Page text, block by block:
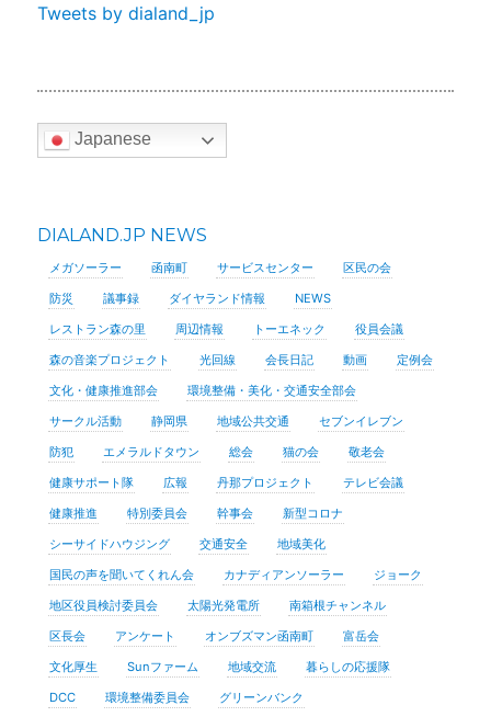
Tweets by dialand_jp
Japanese
DIALAND.JP NEWS
メガソーラー 函南町 サービスセンター
区民の会
防災
議事録 ダイヤランド情報
NEWS
レストラン森の里
周辺情報 トーエネック
役員会議
森の音楽プロジェクト
光回線 会長日記 動画
定例会
文化・健康推進部会
環境整備・美化・交通安全部会
サークル活動
静岡県 地域公共交通
セブンイレブン
防犯
エメラルドタウン 総会 猫の会
敬老会
健康サポート隊
広報 丹那プロジェクト
テレビ会議
健康推進
特別委員会 幹事会
新型コロナ
シーサイドハウジング
交通安全
地域美化
国民の声を聞いてくれん会
カナディアンソーラー
ジョーク
地区役員検討委員会
太陽光発電所
南箱根チャンネル
区長会
アンケート オンブズマン函南町
富岳会
文化厚生
Sunファーム 地域交流
暮らしの応援隊
DCC
環境整備委員会 グリーンバンク